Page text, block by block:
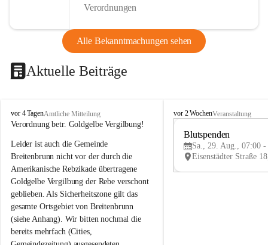
Verordnungen
Alle Bekanntmachungen sehen
Aktuelle Beiträge
B
r
i
t
e
n
b
r
u
n
n
a
vor 4 TagenAmtliche Mitteilung
Verordnung betr. Goldgelbe Vergilbung!
Leider ist auch die Gemeinde
Breitenbrunn nicht vor der durch die
Amerikanische Rebzikade übertragene
Goldgelbe Vergilbung der Rebe verschont
geblieben. Als Sicherheitszone gilt das
gesamte Ortsgebiet von Breitenbrunn
(siehe Anhang). Wir bitten nochmal die
bereits mehrfach (Cities,
B
e
vor 2 WochenVeranstaltung
Blutspenden
Sa., 29. Aug., 07:00 -